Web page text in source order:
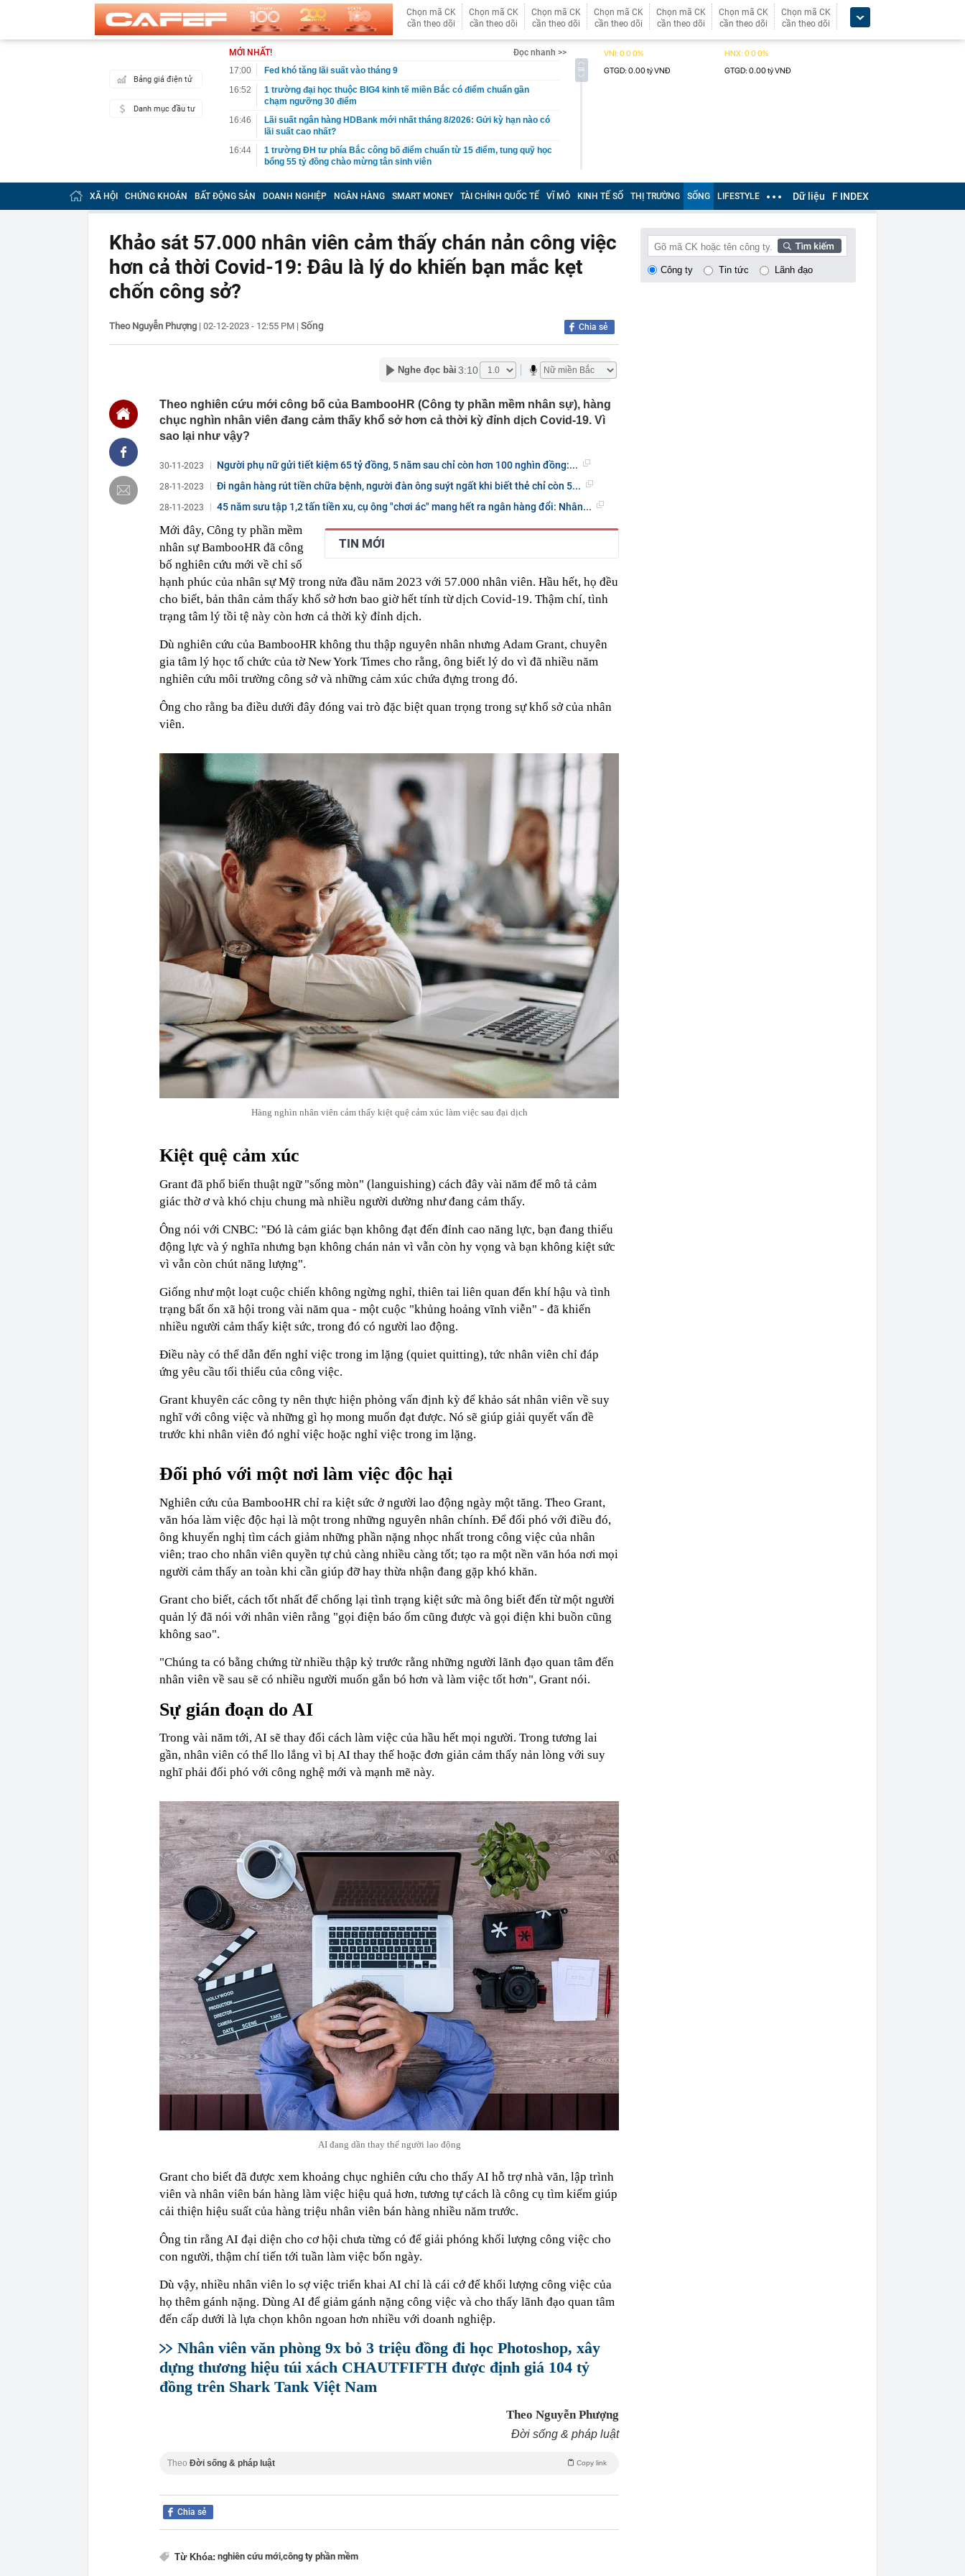
Chọn mã CK
cần theo dõi
Chọn mã CK
cần theo dõi
Chọn mã CK
cần theo dõi
Chọn mã CK
cần theo dõi
Chọn mã CK
cần theo dõi
Chọn mã CK
cần theo dõi
Chọn mã CK
cần theo dõi
Bảng giá điện tử
Danh mục đầu tư
MỚI NHẤT!
Đọc nhanh >>
17:00
Fed khó tăng lãi suất vào tháng 9
16:52
1 trường đại học thuộc BIG4 kinh tế miền Bắc có điểm chuẩn gần
chạm ngưỡng 30 điểm
16:46
Lãi suất ngân hàng HDBank mới nhất tháng 8/2026: Gửi kỳ hạn nào có
lãi suất cao nhất?
16:44
1 trường ĐH tư phía Bắc công bố điểm chuẩn từ 15 điểm, tung quỹ học
bổng 55 tỷ đồng chào mừng tân sinh viên
16:43
Tất cả người dân trên cả nước cần đặc biệt cảnh giác trước loại
camera sau
16:42
Công an đề nghị 508 chủ phương tiện vi phạm có biển số sau nhanh
16:41
Khám xét nơi cất giấu tang vật của chủ hộ kinh doanh Huỳnh Hạ Thi
16:39
Ninh Dương Lan Ngọc lên tiếng giữa đêm
Mẫu xe Mitsubishi giảm giá 80 triệu đồng tại đại lý, rẻ hơn Kia Morning
16:34
Thanh tra Chính phủ chỉ rõ nguyên nhân giá vàng Việt Nam cao hơn
thế giới
Ra quyết định khởi tố hình sự cai thầu Hoàng Kim Trường SN 1986
16:20
Thanh tra kiến nghị chuyển cơ quan điều tra xử lý 4 mỏ khai thác
VLXD sai phạm
16:17
16:16
Giám đốc bệnh viện 53 tuổi nhưng trẻ như mới 35 tiết lộ bí quyết chống
lão hóa: Bắt đầu càng sớm, hiệu quả càng cao
hiếm khi phải vay mượn cuối tháng
16:00
Quốc gia Đông Nam Á khởi đóng tàu ngầm Scorpene tối tân
XÃ HỘI CHỨNG KHOÁN BẤT ĐỘNG SẢN DOANH NGHIỆP NGÂN HÀNG SMART MONEY TÀI CHÍNH QUỐC TẾ VĨ MÔ KINH TẾ SỐ THỊ TRƯỜNG SỐNG LIFESTYLE Dữ liệu F INDEX
Khảo sát 57.000 nhân viên cảm thấy chán nản công việc
hơn cả thời Covid-19: Đâu là lý do khiến bạn mắc kẹt
chốn công sở?
Theo Nguyễn Phượng | 02-12-2023 - 12:55 PM | Sống Chia sẻ
Nghe đọc bài 3:10
Theo nghiên cứu mới công bố của BambooHR (Công ty phần mềm nhân sự), hàng
chục nghìn nhân viên đang cảm thấy khổ sở hơn cả thời kỳ đỉnh dịch Covid-19. Vì
sao lại như vậy?
30-11-2023 Người phụ nữ gửi tiết kiệm 65 tỷ đồng, 5 năm sau chỉ còn hơn 100 nghìn đồng:...
28-11-2023 Đi ngân hàng rút tiền chữa bệnh, người đàn ông suýt ngất khi biết thẻ chỉ còn 5...
28-11-2023 45 năm sưu tập 1,2 tấn tiền xu, cụ ông "chơi ác" mang hết ra ngân hàng đổi: Nhân...
TIN MỚI
Mới đây, Công ty phần mềm
nhân sự BambooHR đã công
bố nghiên cứu mới về chỉ số
hạnh phúc của nhân sự Mỹ trong nửa đầu năm 2023 với 57.000 nhân viên. Hầu hết, họ đều
cho biết, bản thân cảm thấy khổ sở hơn bao giờ hết tính từ dịch Covid-19. Thậm chí, tình
trạng tâm lý tồi tệ này còn hơn cả thời kỳ đỉnh dịch.
Dù nghiên cứu của BambooHR không thu thập nguyên nhân nhưng Adam Grant, chuyên
gia tâm lý học tổ chức của tờ New York Times cho rằng, ông biết lý do vì đã nhiều năm
nghiên cứu môi trường công sở và những cảm xúc chứa đựng trong đó.
Ông cho rằng ba điều dưới đây đóng vai trò đặc biệt quan trọng trong sự khổ sở của nhân
viên.
Hàng nghìn nhân viên cảm thấy kiệt quệ cảm xúc làm việc sau đại dịch
Kiệt quệ cảm xúc
Grant đã phổ biến thuật ngữ "sống mòn" (languishing) cách đây vài năm để mô tả cảm
giác thờ ơ và khó chịu chung mà nhiều người dường như đang cảm thấy.
Ông nói với CNBC: "Đó là cảm giác bạn không đạt đến đỉnh cao năng lực, bạn đang thiếu
động lực và ý nghĩa nhưng bạn không chán nản vì vẫn còn hy vọng và bạn không kiệt sức
vì vẫn còn chút năng lượng".
Giống như một loạt cuộc chiến không ngừng nghỉ, thiên tai liên quan đến khí hậu và tình
trạng bất ổn xã hội trong vài năm qua - một cuộc "khủng hoảng vĩnh viễn" - đã khiến
nhiều người cảm thấy kiệt sức, trong đó có người lao động.
Điều này có thể dẫn đến nghỉ việc trong im lặng (quiet quitting), tức nhân viên chỉ đáp
ứng yêu cầu tối thiểu của công việc.
Grant khuyên các công ty nên thực hiện phỏng vấn định kỳ để khảo sát nhân viên về suy
nghĩ với công việc và những gì họ mong muốn đạt được. Nó sẽ giúp giải quyết vấn đề
trước khi nhân viên đó nghỉ việc hoặc nghỉ việc trong im lặng.
Đối phó với một nơi làm việc độc hại
Nghiên cứu của BambooHR chỉ ra kiệt sức ở người lao động ngày một tăng. Theo Grant,
văn hóa làm việc độc hại là một trong những nguyên nhân chính. Để đối phó với điều đó,
ông khuyến nghị tìm cách giảm những phần nặng nhọc nhất trong công việc của nhân
viên; trao cho nhân viên quyền tự chủ càng nhiều càng tốt; tạo ra một nền văn hóa nơi mọi
người cảm thấy an toàn khi cần giúp đỡ hay thừa nhận đang gặp khó khăn.
Grant cho biết, cách tốt nhất để chống lại tình trạng kiệt sức mà ông biết đến từ một người
quản lý đã nói với nhân viên rằng "gọi điện báo ốm cũng được và gọi điện khi buồn cũng
không sao".
"Chúng ta có bằng chứng từ nhiều thập kỷ trước rằng những người lãnh đạo quan tâm đến
nhân viên về sau sẽ có nhiều người muốn gắn bó hơn và làm việc tốt hơn", Grant nói.
Sự gián đoạn do AI
Trong vài năm tới, AI sẽ thay đổi cách làm việc của hầu hết mọi người. Trong tương lai
gần, nhân viên có thể llo lắng vì bị AI thay thế hoặc đơn giản cảm thấy nản lòng với suy
nghĩ phải đối phó với công nghệ mới và mạnh mẽ này.
AI đang dần thay thế người lao động
Grant cho biết đã được xem khoảng chục nghiên cứu cho thấy AI hỗ trợ nhà văn, lập trình
viên và nhân viên bán hàng làm việc hiệu quả hơn, tương tự cách là công cụ tìm kiếm giúp
cải thiện hiệu suất của hàng triệu nhân viên bán hàng nhiều năm trước.
Ông tin rằng AI đại diện cho cơ hội chưa từng có để giải phóng khối lượng công việc cho
con người, thậm chí tiến tới tuần làm việc bốn ngày.
Dù vậy, nhiều nhân viên lo sợ việc triển khai AI chỉ là cái cớ để khối lượng công việc của
họ thêm gánh nặng. Dùng AI để giảm gánh nặng công việc và cho thấy lãnh đạo quan tâm
đến cấp dưới là lựa chọn khôn ngoan hơn nhiều với doanh nghiệp.
Nhân viên văn phòng 9x bỏ 3 triệu đồng đi học Photoshop, xây
dựng thương hiệu túi xách CHAUTFIFTH được định giá 104 tỷ
đồng trên Shark Tank Việt Nam
Theo Nguyễn Phượng
Đời sống & pháp luật
Theo Đời sống & pháp luật Copy link
Chia sẻ
Từ Khóa: nghiên cứu mới,công ty phần mềm
Công ty Tin tức Lãnh đạo